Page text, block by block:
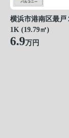
横浜市港南区最戸
1K (19.79㎡)
6.9万円